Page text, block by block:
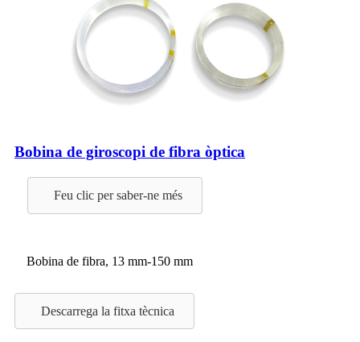
Bobina de giroscopi de fibra òptica
Feu clic per saber-ne més
Bobina de fibra, 13 mm-150 mm
Descarrega la fitxa tècnica